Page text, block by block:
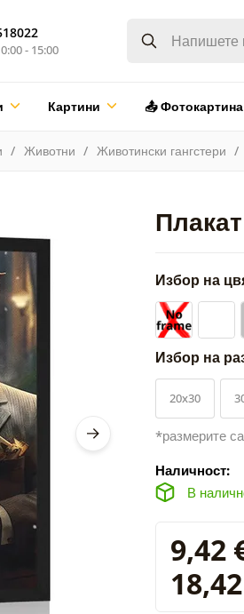
- 15:00
Картини 📤 Фотокартина
Животни Животински гангстери
Избор на
Избор на
20x30
*размерите
Наличност:
В
9,42